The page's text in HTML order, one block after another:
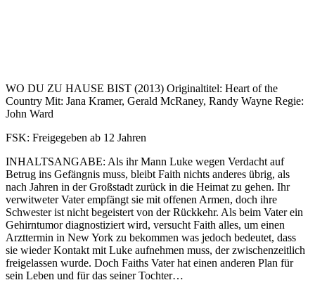
WO DU ZU HAUSE BIST (2013) Originaltitel: Heart of the
Country Mit: Jana Kramer, Gerald McRaney, Randy Wayne Regie:
John Ward
FSK: Freigegeben ab 12 Jahren
INHALTSANGABE: Als ihr Mann Luke wegen Verdacht auf
Betrug ins Gefängnis muss, bleibt Faith nichts anderes übrig, als
nach Jahren in der Großstadt zurück in die Heimat zu gehen. Ihr
verwitweter Vater empfängt sie mit offenen Armen, doch ihre
Schwester ist nicht begeistert von der Rückkehr. Als beim Vater ein
Gehirntumor diagnostiziert wird, versucht Faith alles, um einen
Arzttermin in New York zu bekommen was jedoch bedeutet, dass
sie wieder Kontakt mit Luke aufnehmen muss, der zwischenzeitlich
freigelassen wurde. Doch Faiths Vater hat einen anderen Plan für
sein Leben und für das seiner Tochter…